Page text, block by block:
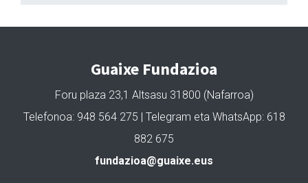
Guaixe Fundazioa
Foru plaza 23,1 Altsasu 31800 (Nafarroa)
Telefonoa: 948 564 275 | Telegram eta WhatsApp: 618
882 675
fundazioa@guaixe.eus